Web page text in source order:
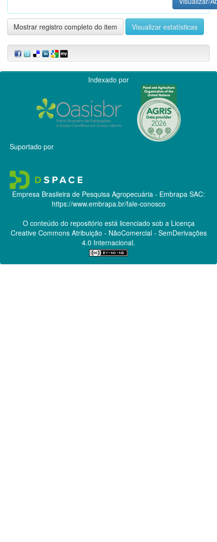
Mostrar registro completo do item Visualizar estatísticas
Indexado por
Suportado por
Empresa Brasileira de Pesquisa Agropecuária - Embrapa SAC:
https://www.embrapa.br/fale-conosco
O conteúdo do repositório está licenciado sob a Licença
Creative CommonsAtribuição - NãoComercial - SemDerivações
4.0 Internacional.